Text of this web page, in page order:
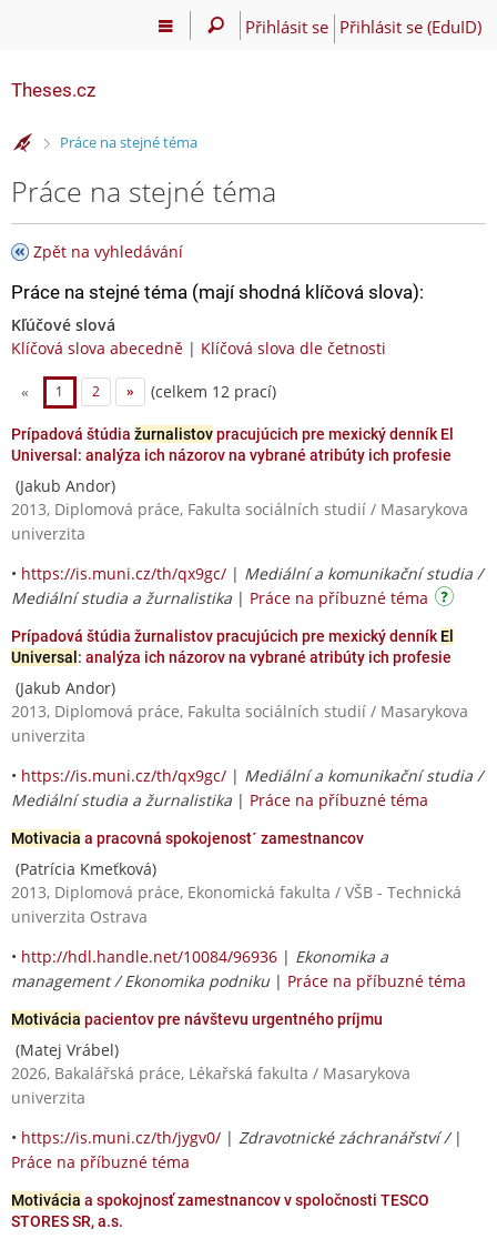
Přihlásit se Přihlásit se (EduID)
Theses.cz
>Práce na stejné téma
Práce na stejné téma
Zpět na vyhledávání
Práce na stejné téma (mají shodná klíčová slova):
Kľúčové slová
Klíčová slova abecedně | Klíčová slova dle četnosti
« 1 2 » (celkem 12 prací)
Prípadová štúdia žurnalistovpracujúcich pre mexický denník El
Universal: analýza ich názorov na vybrané atribúty ich profesie
(Jakub Andor)
2013, Diplomová práce, Fakulta sociálních studií / Masarykova
univerzita
• https://is.muni.cz/th/qx9gc/ | Mediální a komunikační studia /
Mediální studia a žurnalistika | Práce na příbuzné téma
Prípadová štúdia žurnalistov pracujúcich pre mexický denník El
Universal : analýza ich názorov na vybrané atribúty ich profesie
(Jakub Andor)
2013, Diplomová práce, Fakulta sociálních studií / Masarykova
univerzita
• https://is.muni.cz/th/qx9gc/ | Mediální a komunikační studia /
Mediální studia a žurnalistika | Práce na příbuzné téma
Motivacia a pracovná spokojenost´ zamestnancov
(Patrícia Kmeťková)
2013, Diplomová práce, Ekonomická fakulta / VŠB - Technická
univerzita Ostrava
• http://hdl.handle.net/10084/96936 | Ekonomika a
management / Ekonomika podniku | Práce na příbuzné téma
Motivácia pacientov pre návštevu urgentného príjmu
(Matej Vrábel)
2026, Bakalářská práce, Lékařská fakulta / Masarykova
univerzita
• https://is.muni.cz/th/jygv0/ | Zdravotnické záchranářství / |
Práce na příbuzné téma
Motivácia a spokojnosť zamestnancov v spoločnosti TESCO
STORES SR, a.s.